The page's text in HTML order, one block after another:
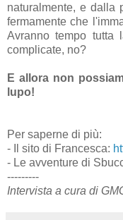
naturalmente, e dalla
fermamente che
Avranno tempo tutta
complicate, no?
E allora non
lupo!
Per saperne di più:
- Il sito di Francesca:
- Le avventure di
---------
Intervista a cura di